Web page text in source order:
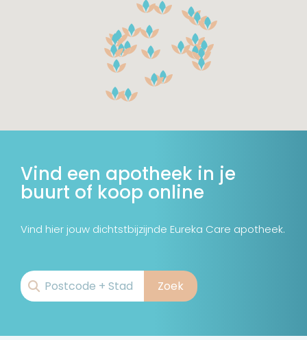
Vind een apotheek in je
buurt of koop online
Vind hier jouw dichtstbijzijnde Eureka Care apotheek.
Zoek